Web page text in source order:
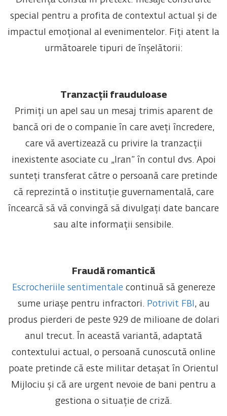
special pentru a profita de contextul actual și de
impactul emoțional al evenimentelor. Fiți atent la
următoarele tipuri de înșelătorii:
Tranzacții frauduloase
Primiți un apel sau un mesaj trimis aparent de
bancă ori de o companie în care aveți încredere,
care vă avertizează cu privire la tranzacții
inexistente asociate cu „Iran” în contul dvs. Apoi
sunteți transferat către o persoană care pretinde
că reprezintă o instituție guvernamentală, care
încearcă să vă convingă să divulgați date bancare
sau alte informații sensibile.
Fraudă romantică
Escrocheriile sentimentalecontinuă să genereze
sume uriașe pentru infractori. Potrivit FBI , au
produs pierderi de peste 929 de milioane de dolari
anul trecut. În această variantă, adaptată
contextului actual, o persoană cunoscută online
poate pretinde că este militar detașat în Orientul
Mijlociu și că are urgent nevoie de bani pentru a
gestiona o situație de criză.